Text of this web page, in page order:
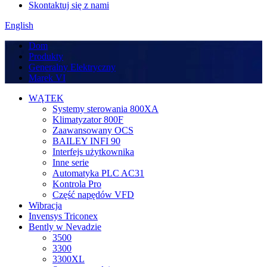
Skontaktuj się z nami
English
Dom
Produkty
Generalny Elektryczny
Marek VI
WĄTEK
Systemy sterowania 800XA
Klimatyzator 800F
Zaawansowany OCS
BAILEY INFI 90
Interfejs użytkownika
Inne serie
Automatyka PLC AC31
Kontrola Pro
Część napędów VFD
Wibracja
Invensys Triconex
Bently w Nevadzie
3500
3300
3300XL